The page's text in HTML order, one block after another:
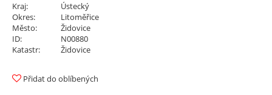
Kraj:
Ústecký
Okres:
Litoměřice
Město:
Židovice
ID:
N00880
Katastr:
Židovice
Přidat do oblíbených